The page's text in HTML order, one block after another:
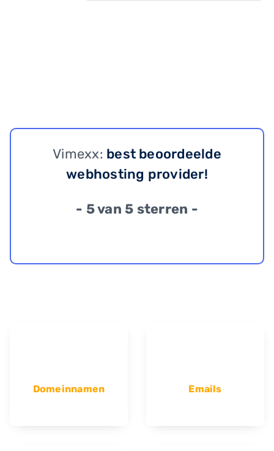
Vimexx: best beoordeelde
webhosting provider!
- 5 van 5 sterren -
Domeinnamen Emails